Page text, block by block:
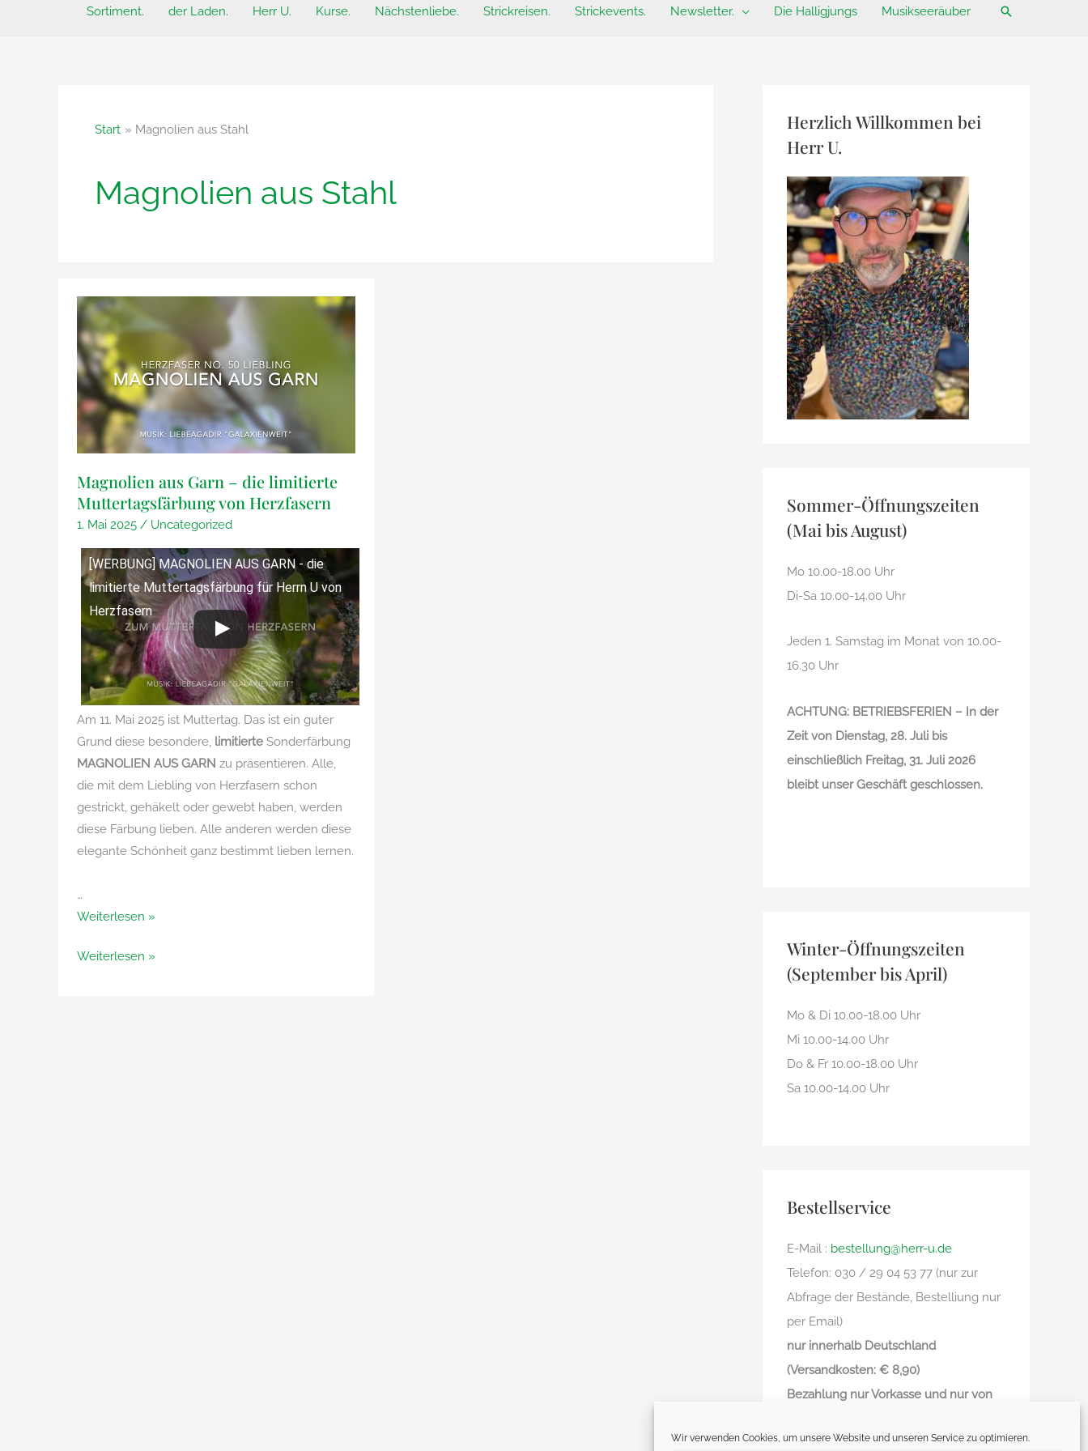
Wir verwenden Cookies, um unsere Website und unseren Service zu optimieren.
Sortiment. der Laden. Herr U. Kurse. Nächstenliebe. Strickreisen. Strickevents. Newsletter. Die Halligjungs Musikseeräuber Suchen
Start Magnolien aus Stahl
Magnolien aus Stahl
Magnolien aus Garn – die limitierte
Muttertagsfärbung von Herzfasern
1. Mai 2025 / Uncategorized
[WERBUNG] MAGNOLIEN AUS GARN - die
limitierte Muttertagsfärbung für Herrn U von
Herzfasern
Am 11. Mai 2025 ist Muttertag. Das ist ein guter
Grund diese besondere, limitierteSonderfärbung
MAGNOLIEN AUS GARN zu präsentieren. Alle,
die mit dem Liebling von Herzfasern schon
gestrickt, gehäkelt oder gewebt haben, werden
diese Färbung lieben. Alle anderen werden diese
elegante Schönheit ganz bestimmt lieben lernen.
…
Magnolien
Garn
Weiterlesen »
Magnolien
Weiterlesen »
Herzlich Willkommen bei
Herr U.
Sommer-Öffnungszeiten
(Mai bis August)
Mo 10.00-18.00 Uhr
Di-Sa 10.00-14.00 Uhr
Jeden 1. Samstag im Monat von 10.00-
16.30 Uhr
ACHTUNG: BETRIEBSFERIEN – In der
Zeit von Dienstag, 28. Juli bis
einschließlich Freitag, 31. Juli 2026
bleibt unser Geschäft geschlossen.
Winter-Öffnungszeiten
(September bis April)
Mo & Di 10.00-18.00 Uhr
Mi 10.00-14.00 Uhr
Do & Fr 10.00-18.00 Uhr
Sa 10.00-14.00 Uhr
Bestellservice
E-Mail : bestellung@herr-u.de
Telefon: 030 / 29 04 53 77 (nur zur
Abfrage der Bestände, Bestelliung nur
per Email)
nur innerhalb Deutschland
(Versandkosten: € 8,90)
Bezahlung nur Vorkasse und nur von
Bankkonto – kein Paypal